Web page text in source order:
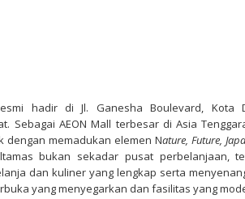
hadir di Jl. Ganesha Boulevard, Kota
Sebagai AEON Mall terbesar di Asia
dengan memadukan elemen Nature, Future,
bukan sekadar pusat perbelanjaan,
dan kuliner yang lengkap serta
yang menyegarkan dan fasilitas yang